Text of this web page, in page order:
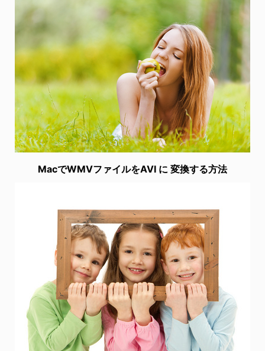
MacでWMVファイルをAVI に 変換する方法